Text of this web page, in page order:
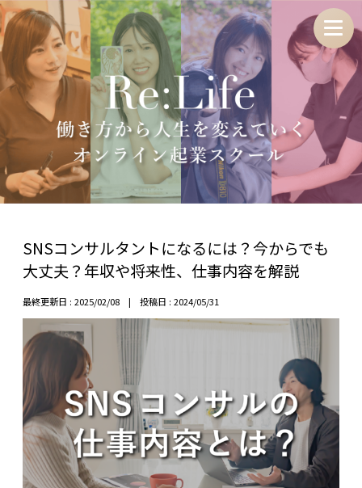
SNSコンサルタントになるには？今からでも
大丈夫？年収や将来性、仕事内容を解説
最終更新日 : 2025/02/08 | 投稿日 : 2024/05/31